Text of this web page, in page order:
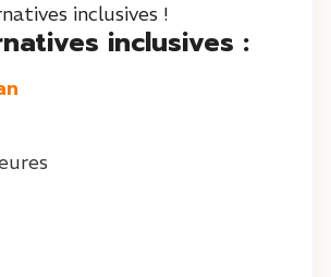
inclusives !
inclusives :